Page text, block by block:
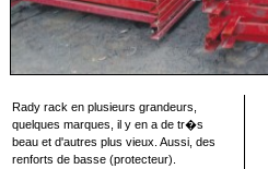
Rady rack en plusieurs grandeurs,
quelques marques, il y en a de tr�s
beau et d'autres plus vieux. Aussi, des
renforts de basse (protecteur).